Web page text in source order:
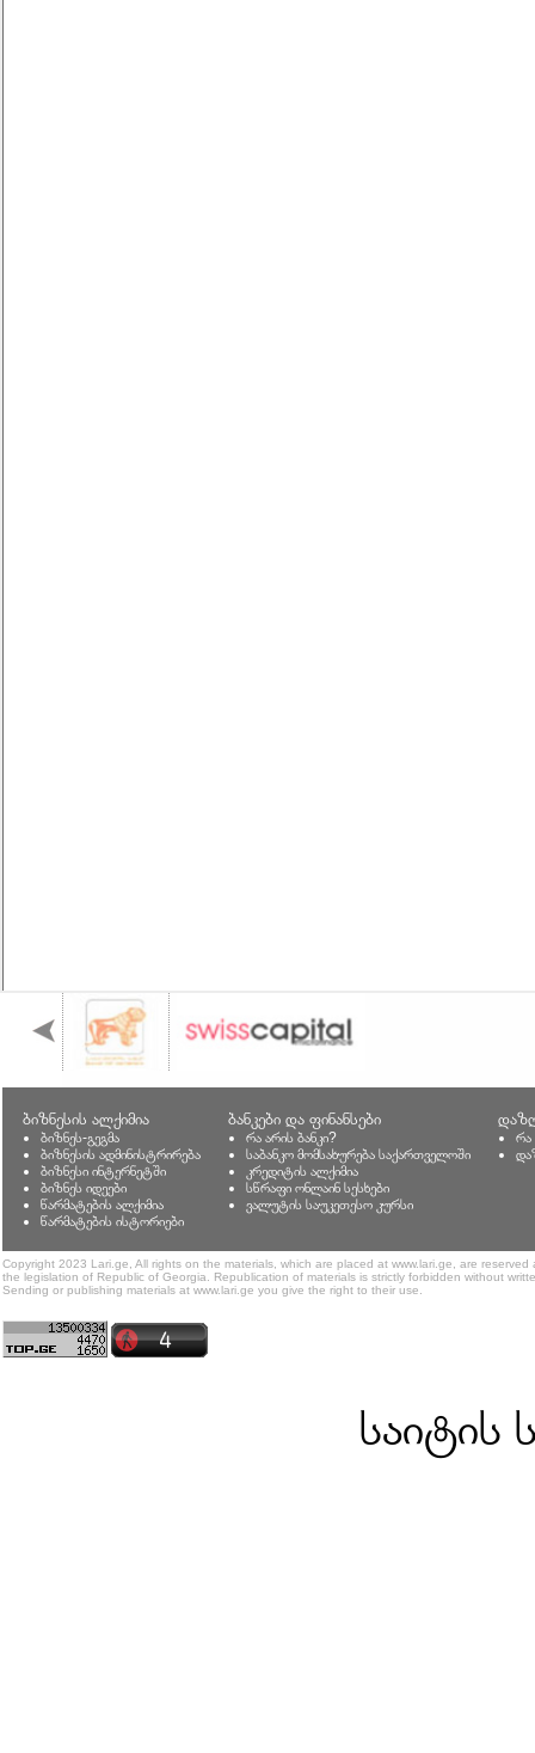
ბიზნესის ალქიმია
ბიზნეს-გეგმა
ბიზნესის ადმინისტრირება
ბიზნესი ინტერნეტში
ბიზნეს იდეები
წარმატების ალქიმია
წარმატების ისტორიები
ბანკები და ფინანსები
რა არის ბანკი?
საბანკო მომსახურება საქართველოში
კრედიტის ალქიმია
სწრაფი ონლაინ სესხები
ვალუტის საუკეთესო კურსი
რა
Copyright 2023 Lari.ge, All rights on the materials, which are placed at www.lari.ge, are
the legislation of Republic of Georgia. Republication of materials is strictly forbidden without
Sending or publishing materials at www.lari.ge you give the right to their use.
საიტის